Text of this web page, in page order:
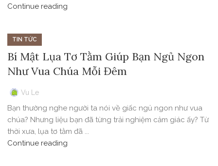
Continue reading
TIN TỨC
Bí Mật Lụa Tơ Tằm Giúp Bạn Ngủ Ngon
Như Vua Chúa Mỗi Đêm
Vu Le
Bạn thường nghe người ta nói về giấc ngủ ngon như vua
chúa? Nhưng liệu bạn đã từng trải nghiệm cảm giác ấy? Từ
thời xưa, lụa tơ tằm đã ...
Continue reading